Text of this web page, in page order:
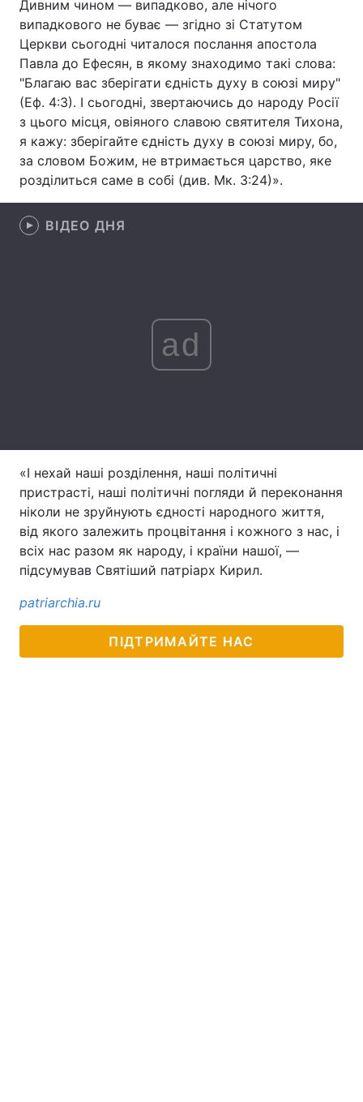
Тема оформлення
Дивним чином — випадково, але нічого
випадкового не буває — згідно зі Статутом
Церкви сьогодні читалося послання апостола
Павла до Ефесян, в якому знаходимо такі слова:
"Благаю вас зберігати єдність духу в союзі миру"
(Еф. 4:3). І сьогодні, звертаючись до народу Росії
з цього місця, овіяного славою святителя Тихона,
я кажу: зберігайте єдність духу в союзі миру, бо,
за словом Божим, не втримається царство, яке
розділиться саме в собі (див. Мк. 3:24)».
ВІДЕО ДНЯ
ad
«І нехай наші розділення, наші політичні
пристрасті, наші політичні погляди й переконання
ніколи не зруйнують єдності народного життя,
від якого залежить процвітання і кожного з нас, і
всіх нас разом як народу, і країни нашої, —
підсумував Святіший патріарх Кирил.
patriarchia.ru
ПІДТРИМАЙТЕ НАС